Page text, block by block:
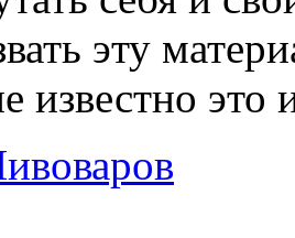
эту
известно это